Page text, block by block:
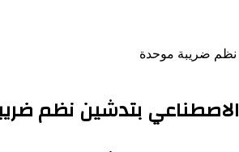
نظم ضريبة موحدة
الاصطناعي بتدشين نظم